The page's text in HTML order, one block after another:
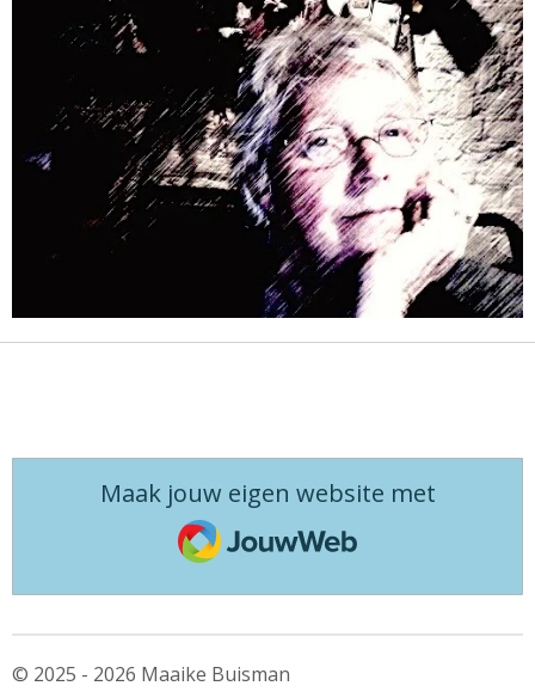
Maak jouw eigen website met
JouwWeb
© 2025 - 2026 Maaike Buisman